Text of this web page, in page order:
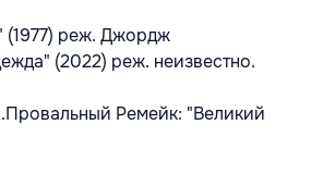
(1977) реж. Джордж
(2022) реж. неизвестно.
Ремейк: "Великий